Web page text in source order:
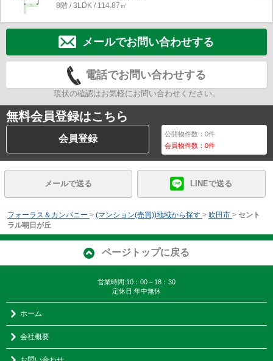
8階 / 3LDK / 114.87㎡
メールでお問い合わせする
電話でお問い合わせする
現状の確認はお気軽にお問い合わせください。
無料会員登録はこちら
会員登録 公開物件数：0件
会員物件数：0件
メールで送る LINEで送る
フォーラス＆カンパニー > (マンション(売買))地域から探す > 吹田市 > セント
ラル朝日が丘
ページトップに戻る
営業時間:10：00～18：30
定休日:年中無休
ホーム
会社概要